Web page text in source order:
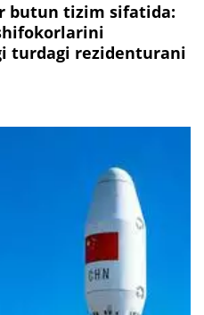
butun tizim sifatida:
turdagi rezidenturani